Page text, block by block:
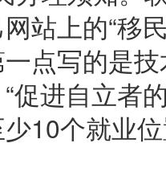
站上的“移
点写的是
促进自立者
10个就业